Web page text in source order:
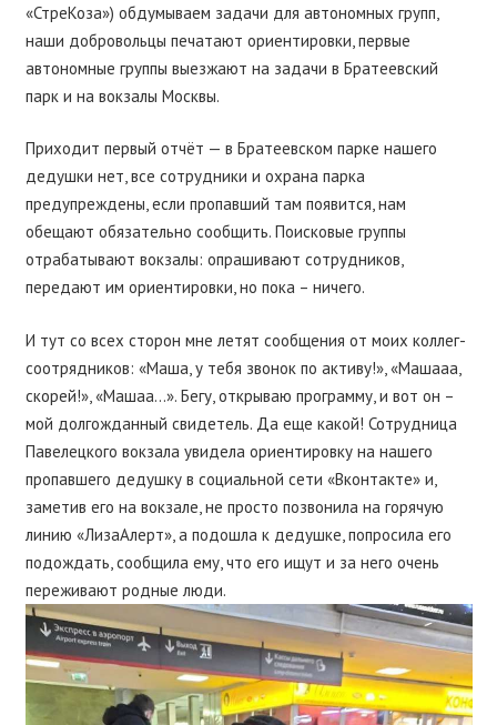
«СтреКоза») обдумываем задачи для автономных групп,
наши добровольцы печатают ориентировки, первые
автономные группы выезжают на задачи в Братеевский
парк и на вокзалы Москвы.
Приходит первый отчёт — в Братеевском парке нашего
дедушки нет, все сотрудники и охрана парка
предупреждены, если пропавший там появится, нам
обещают обязательно сообщить. Поисковые группы
отрабатывают вокзалы: опрашивают сотрудников,
передают им ориентировки, но пока – ничего.
И тут со всех сторон мне летят сообщения от моих коллег-
соотрядников: «Маша, у тебя звонок по активу!», «Машааа,
скорей!», «Машаа…». Бегу, открываю программу, и вот он –
мой долгожданный свидетель. Да еще какой! Сотрудница
Павелецкого вокзала увидела ориентировку на нашего
пропавшего дедушку в социальной сети «Вконтакте» и,
заметив его на вокзале, не просто позвонила на горячую
линию «ЛизаАлерт», а подошла к дедушке, попросила его
подождать, сообщила ему, что его ищут и за него очень
переживают родные люди.